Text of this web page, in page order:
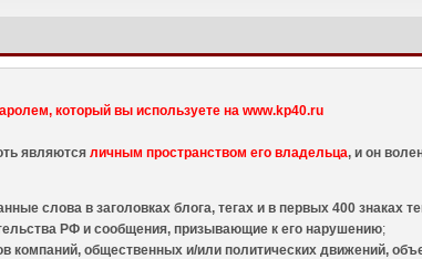
который вы используете на www.kp40.ru
являютсяличным пространством его владельца, и он
слова в заголовках блога, тегах и в первых 400 знаках
РФ и сообщения, призывающие к его нарушению;
компаний, общественных и/или политических движений,